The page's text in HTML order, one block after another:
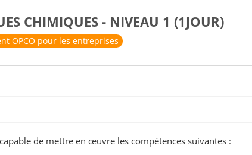
CHIMIQUES - NIVEAU 1 (1JOUR)
OPCO pour les entreprises
de mettre en œuvre les compétences suivantes :